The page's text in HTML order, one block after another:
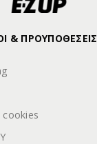
& ΠΡΟΥΠΟΘΕΣΕΙΣ
cookies